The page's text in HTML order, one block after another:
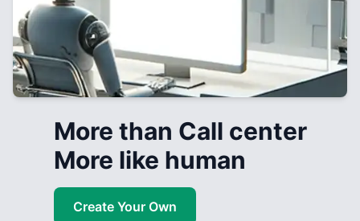
More than Call center
More like human
Create Your Own